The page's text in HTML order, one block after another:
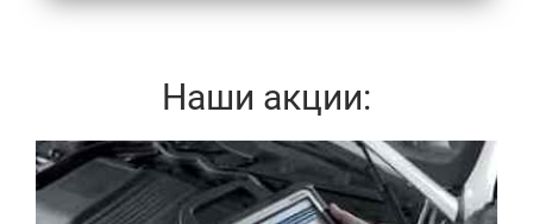
Наши акции:
Записаться